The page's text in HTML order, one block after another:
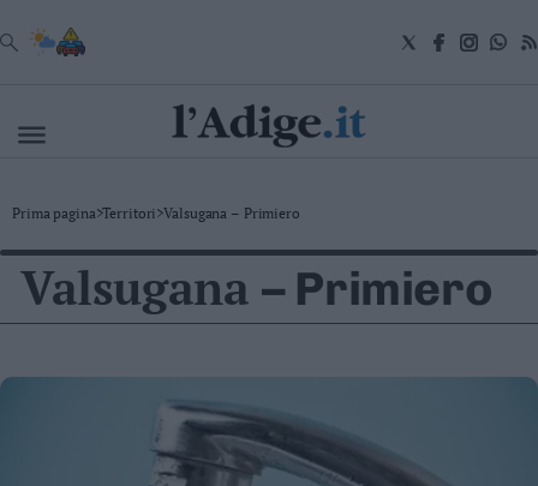
VAI
Attualità
Economia
Cultura
Spettacoli
e
Prima pagina>Territori>Valsugana – Primiero
Valsugana – Primiero